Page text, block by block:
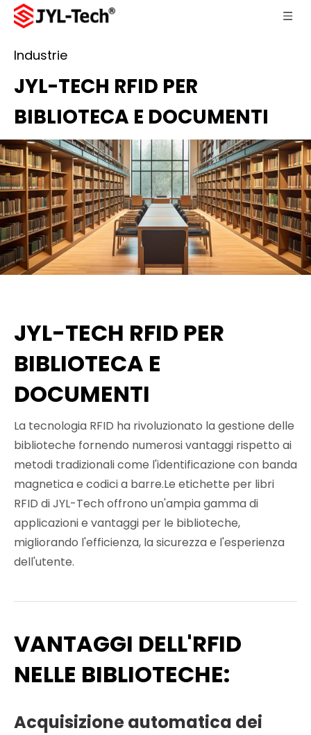
Industrie
JYL-TECH RFID PER
BIBLIOTECA E DOCUMENTI
JYL-TECH RFID PER
BIBLIOTECA E
DOCUMENTI
La tecnologia RFID ha rivoluzionato la gestione delle
biblioteche fornendo numerosi vantaggi rispetto ai
metodi tradizionali come l'identificazione con banda
magnetica e codici a barre.Le etichette per libri
RFID di JYL-Tech offrono un'ampia gamma di
applicazioni e vantaggi per le biblioteche,
migliorando l'efficienza, la sicurezza e l'esperienza
dell'utente.
VANTAGGI DELL'RFID
NELLE BIBLIOTECHE:
Acquisizione automatica dei